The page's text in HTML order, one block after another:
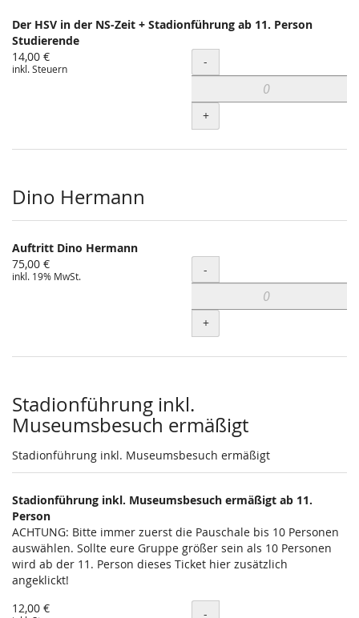
Der HSV in der NS-Zeit + Stadionführung ab 11. Person
Studierende
14,00 €
inkl. Steuern Menge
-
+
Dino Hermann
Auftritt Dino Hermann
75,00 €
inkl. 19% MwSt. Menge
-
+
Stadionführung inkl.
Museumsbesuch ermäßigt
Stadionführung inkl. Museumsbesuch ermäßigt
Stadionführung inkl. Museumsbesuch ermäßigt ab 11.
Person
ACHTUNG: Bitte immer zuerst die Pauschale bis 10 Personen
auswählen. Sollte eure Gruppe größer sein als 10 Personen
wird ab der 11. Person dieses Ticket hier zusätzlich
angeklickt!
12,00 €
Menge
-